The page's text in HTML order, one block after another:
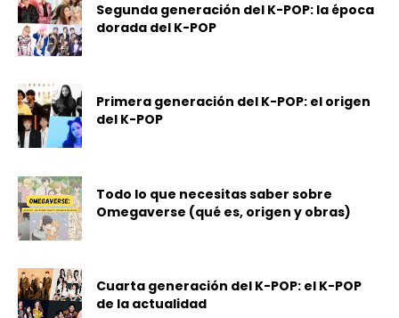
Segunda generación del K-POP: la época
dorada del K-POP
Primera generación del K-POP: el origen
del K-POP
Todo lo que necesitas saber sobre
Omegaverse (qué es, origen y obras)
Cuarta generación del K-POP: el K-POP
de la actualidad